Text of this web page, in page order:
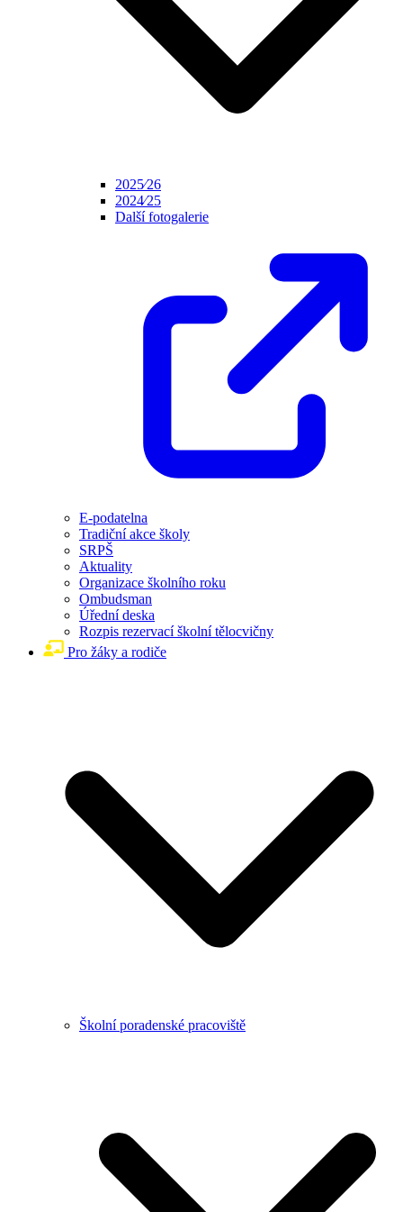
2025⁄26
2024⁄25
Další fotogalerie
E-podatelna
Tradiční akce školy
SRPŠ
Aktuality
Organizace školního roku
Ombudsman
Úřední deska
Rozpis rezervací školní tělocvičny
Pro žáky a rodiče
Školní poradenské pracoviště